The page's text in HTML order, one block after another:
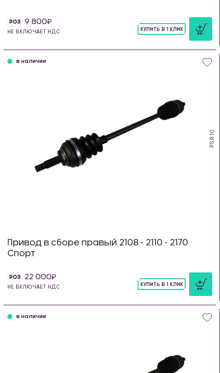
РОЗ 9 800
НЕ ВКЛЮЧАЕТ НДС
КУПИТЬ В 1 КЛИК
PS.R.10
в наличии
Привод в сборе правый 2108 - 2110 - 2170
Спорт
РОЗ 22 000
НЕ ВКЛЮЧАЕТ НДС
КУПИТЬ В 1 КЛИК
в наличии